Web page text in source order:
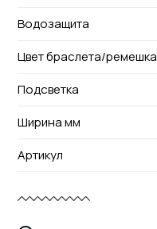
Водозащита
Цвет браслета/ремешка
Подсветка
Ширина мм
Артикул